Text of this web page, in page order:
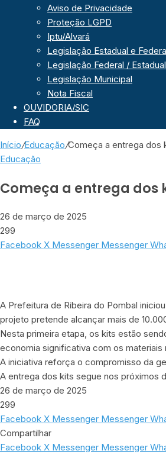
Aviso de Privacidade
Proteção LGPD
Iptu/Alvará
Legislação Estadual e
Legislação Federal / Estadual
Legislação Municipal
Nota Fiscal
OUVIDORIA/SIC
FAQ
Início/Educação/Começa a entrega dos
Educação
Começa a entrega dos
26 de março de 2025
299
Facebook X Messenger Messenger
A Prefeitura de Ribeira do Pombal
projeto pretende alcançar mais de
Nesta primeira etapa, os kits estão
economia significativa com os
A iniciativa reforça o compromisso da
A entrega dos kits segue nos próximos
26 de março de 2025
299
Facebook X Messenger Messenger
Compartilhar
Facebook X Messenger Messenger